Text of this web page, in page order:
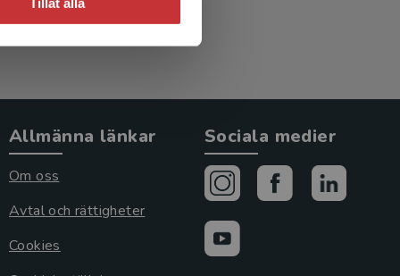
Allmänna länkar
Om oss
Avtal och rättigheter
Cookies
Sociala medier